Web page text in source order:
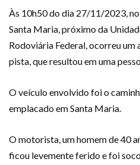
Às 10h50 do dia 27/11/2023,
Santa Maria, próximo da
Rodoviária Federal, ocorreu um
pista, que resultou em uma
O veículo envolvido foi o
emplacado em Santa Maria.
O motorista, um homem de 40
ficou levemente ferido e foi